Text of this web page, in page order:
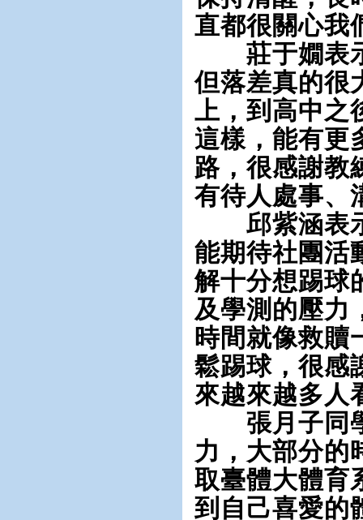
直都很關心我
莊于嫺表示
但落差真的很
上，到高中之
這樣，能有更
路，很感謝教
有待人處事、
邱紫涵表示
能期待社團活
解十分想踢球
及學測的壓力
時間就像救贖
鬆踢球，很感
來越來越多人
張月子同學
力，大部分的
取臺體大體育
到自己喜愛的